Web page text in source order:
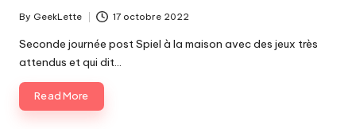
Posted
by
By GeekLette 17 octobre 2022
Seconde journée post Spiel à la maison avec des jeux très
attendus et qui dit…
Read More